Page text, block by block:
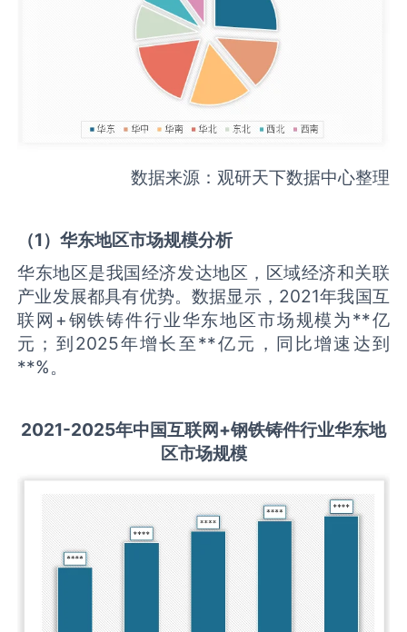
数据来源：观研天下数据中心整理
（1）华东地区市场规模分析
华东地区是我国经济发达地区，区域经济和关联
产业发展都具有优势。数据显示，2021年我国互
联网+钢铁铸件行业华东地区市场规模为**亿
元；到2025年增长至**亿元，同比增速达到
**%。
2021-2025年中国互联网+钢铁铸件行业华东地
区市场规模